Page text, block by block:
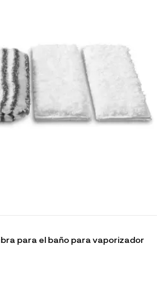
para el baño para vaporizador